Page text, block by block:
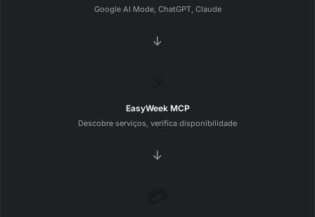
Google AI Mode, ChatGPT, Claude
→
EasyWeek MCP
Descobre serviços, verifica disponibilidade
→